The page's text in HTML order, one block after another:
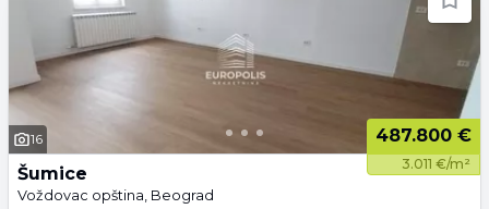
16 487.800 €
3.011 €/m²
Šumice
Voždovac opština, Beograd